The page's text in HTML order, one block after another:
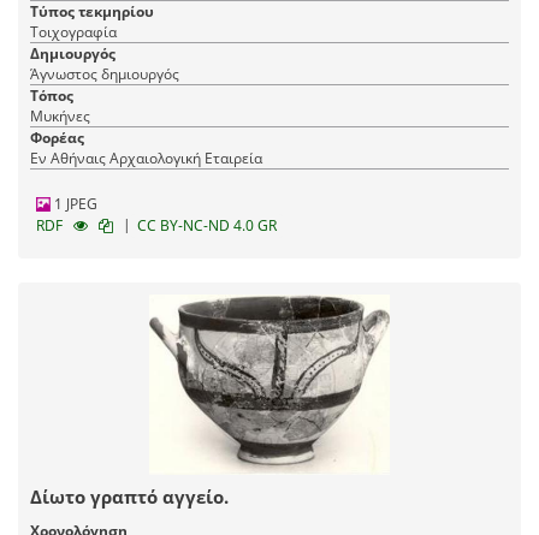
Τύπος τεκμηρίου
Τοιχογραφία
Δημιουργός
Άγνωστος δημιουργός
Τόπος
Μυκήνες
Φορέας
Εν Αθήναις Αρχαιολογική Εταιρεία
1 JPEG
RDF
| CC BY-NC-ND 4.0 GR
Δίωτο γραπτό αγγείο.